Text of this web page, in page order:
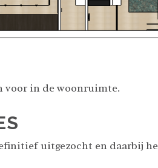
voor in de woonruimte.
uitgezocht en daarbij